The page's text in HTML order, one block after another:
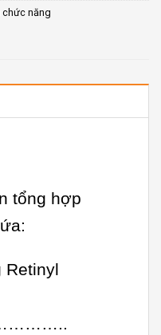
năng
tổng hợp
Retinyl